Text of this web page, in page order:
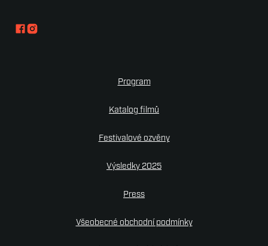
Program
Katalog filmů
Festivalové ozvěny
Výsledky 2025
Press
Všeobecné obchodní podmínky